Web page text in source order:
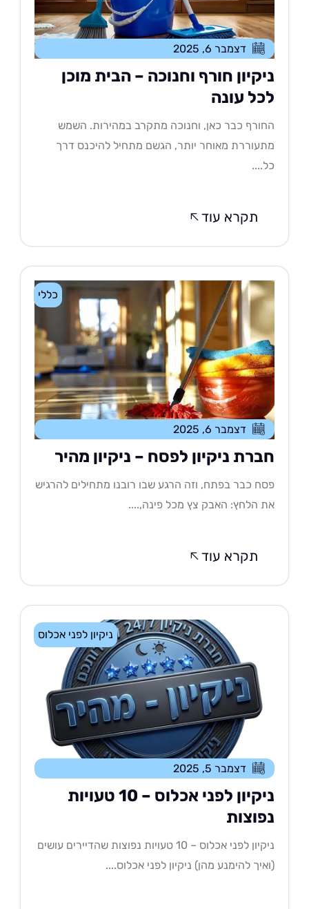
דצמבר 6, 2025
חורף וחנוכה – הבית מוכן
עונה
כבר כאן, וחנוכה מתקרב במהירות. השמש
מאוחר יותר, הגשם מתחיל להיכנס דרך
תקרא עוד
כללי
דצמבר 6, 2025
ניקיון לפסח – ניקיון מהיר
כבר בפתח, וזה הרגע שבו רובנו מתחילים להרגיש
הלחץ: האבק צץ מכל פינה,....
תקרא עוד
ניקיון לפני אכלוס
דצמבר 5, 2025
ניקיון לפני אכלוס – 10 טעויות
ניקיון לפני אכלוס – 10 טעויות נפוצות שהדיירים עושים
להימנע מהן) ניקיון לפני אכלוס....